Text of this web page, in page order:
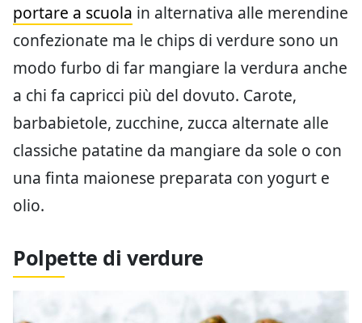
portare a scuola in alternativa alle merendine
confezionate ma le chips di verdure sono un
modo furbo di far mangiare la verdura anche
a chi fa capricci più del dovuto. Carote,
barbabietole, zucchine, zucca alternate alle
classiche patatine da mangiare da sole o con
una finta maionese preparata con yogurt e
olio.
Polpette di verdure